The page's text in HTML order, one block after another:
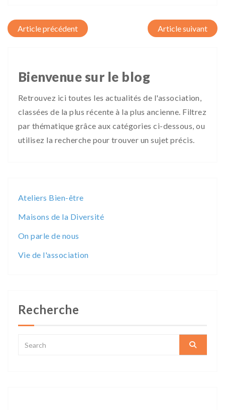
Post navigation
Bienvenue sur le blog
Retrouvez ici toutes les actualités de l'association,
classées de la plus récente à la plus ancienne. Filtrez
par thématique grâce aux catégories ci-dessous, ou
utilisez la recherche pour trouver un sujet précis.
Ateliers Bien-être
Maisons de la Diversité
On parle de nous
Vie de l'association
Recherche